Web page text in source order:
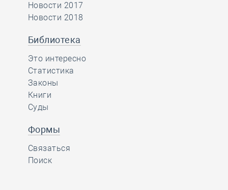
Новости 2017
Новости 2018
Библиотека
Это интересно
Статистика
Законы
Книги
Суды
Формы
Связаться
Поиск